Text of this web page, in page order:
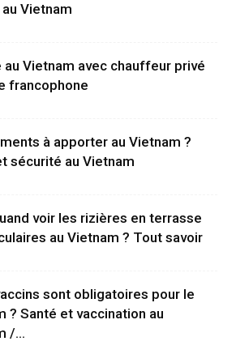
Vietnam
au Vietnam avec chauffeur privé
francophone
à apporter au Vietnam ?
sécurité au Vietnam
voir les rizières en terrasse
au Vietnam ? Tout savoir
sont obligatoires pour le
? Santé et vaccination au
/...